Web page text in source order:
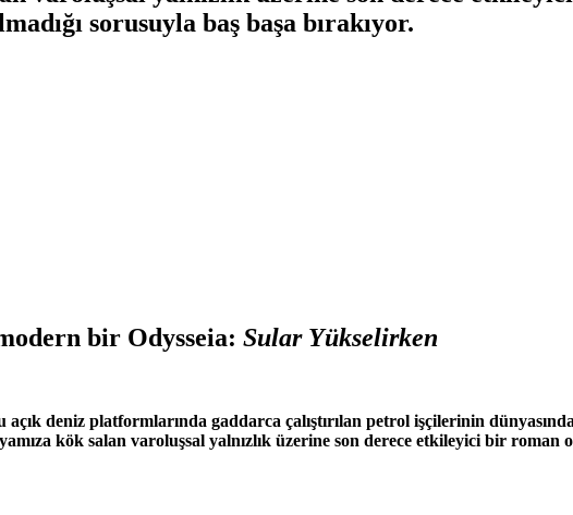
sorusuyla baş başa bırakıyor.
bir Odysseia: Sular Yükselirken
açık deniz platformlarında gaddarca çalıştırılan petrol işçilerinin
kök salan varoluşsal yalnızlık üzerine son derece etkileyici bir